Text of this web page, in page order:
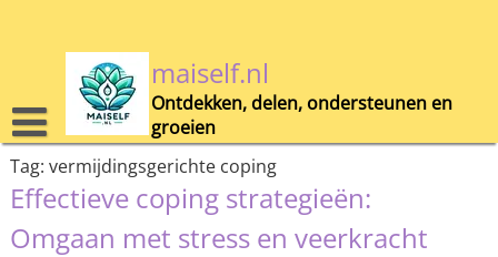
maiself.nl
Ontdekken, delen, ondersteunen en
groeien
Tag: vermijdingsgerichte coping
Effectieve coping strategieën:
Omgaan met stress en veerkracht